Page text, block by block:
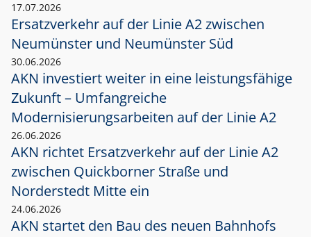
17.07.2026
Ersatzverkehr auf der Linie A2 zwischen
Neumünster und Neumünster Süd
30.06.2026
AKN investiert weiter in eine leistungsfähige
Zukunft – Umfangreiche
Modernisierungsarbeiten auf der Linie A2
26.06.2026
AKN richtet Ersatzverkehr auf der Linie A2
zwischen Quickborner Straße und
Norderstedt Mitte ein
24.06.2026
AKN startet den Bau des neuen Bahnhofs